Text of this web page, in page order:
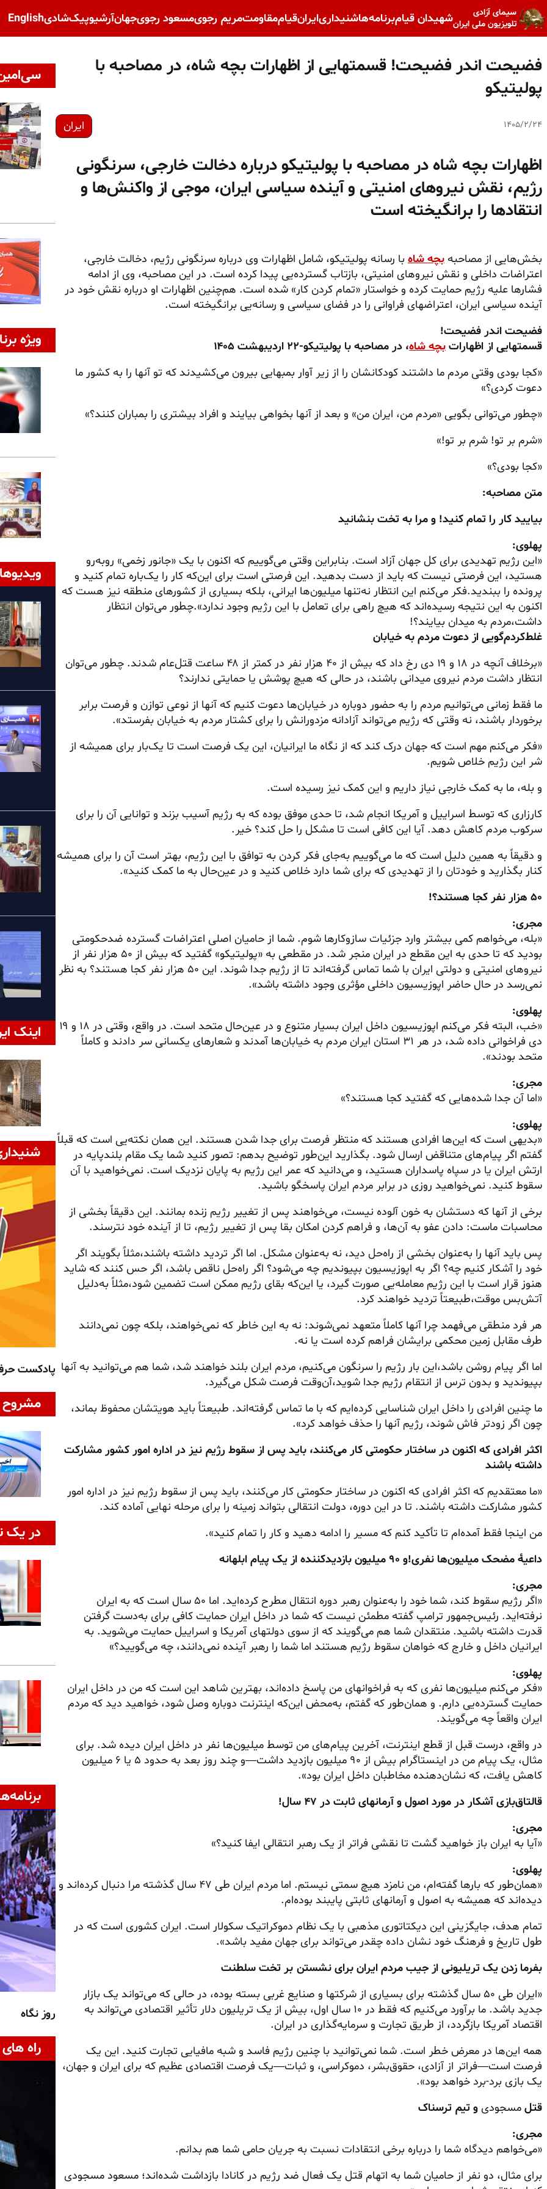
سیمای آزادی
تلویزیون ملی ایرانشهیدان قیامبرنامه‌هاشنیداریایرانقیاممقاومتمریم رجویمسعود رجویجهانآرشیوپیک‌شادیEnglish
فضیحت اندر فضیحت! قسمتهایی از اظهارات بچه شاه، در مصاحبه با
پولیتیکو
۱۴۰۵/۲/۲۴ ایران
اظهارات بچه شاه در مصاحبه با پولیتیکو درباره دخالت خارجی، سرنگونی
رژیم، نقش نیروهای امنیتی و آینده سیاسی ایران، موجی از واکنش‌ها و
انتقادها را برانگیخته است
بخش‌هایی از مصاحبه بچه شاه با رسانه پولیتیکو، شامل اظهارات وی درباره سرنگونی رژیم، دخالت خارجی،
اعتراضات داخلی و نقش نیروهای امنیتی، بازتاب گسترده‌یی پیدا کرده است. در این مصاحبه، وی از ادامه
فشارها علیه رژیم حمایت کرده و خواستار «تمام کردن کار» شده است. هم‌چنین اظهارات او درباره نقش خود در
آینده سیاسی ایران، اعتراضهای فراوانی را در فضای سیاسی و رسانه‌یی برانگیخته است.
فضیحت اندر فضیحت!
قسمتهایی از اظهارات بچه شاه، در مصاحبه با پولیتیکو-۲۲ اردیبهشت ۱۴۰۵
«کجا بودی وقتی مردم ما داشتند کودکانشان را از زیر آوار بمبهایی بیرون می‌کشیدند که تو آنها را به کشور ما
دعوت کردی؟»
«چطور می‌توانی بگویی «مردم من، ایران من» و بعد از آنها بخواهی بیایند و افراد بیشتری را بمباران کنند؟»
«شرم بر تو! شرم بر تو!»
«کجا بودی؟»
متن مصاحبه:
بیایید کار را تمام کنید! و مرا به تخت بنشانید
پهلوی:
«این رژیم تهدیدی برای کل جهان آزاد است. بنابراین وقتی می‌گوییم که اکنون با یک «جانور زخمی» روبه‌رو
هستید، این فرصتی نیست که باید از دست بدهید. این فرصتی است برای این‌که کار را یک‌باره تمام کنید و
پرونده را ببندید.فکر می‌کنم این انتظار نه‌تنها میلیون‌ها ایرانی، بلکه بسیاری از کشورهای منطقه نیز هست که
اکنون به این نتیجه رسیده‌اند که هیچ راهی برای تعامل با این رژیم وجود ندارد».چطور می‌توان انتظار
داشت،مردم به میدان بیایند؟!
غلط‌کردم‌گویی از دعوت مردم به خیابان
«برخلاف آنچه در ۱۸ و ۱۹ دی رخ داد که بیش از ۴۰ هزار نفر در کمتر از ۴۸ ساعت قتل‌عام شدند. چطور می‌توان
انتظار داشت مردم نیروی میدانی باشند، در حالی که هیچ پوشش یا حمایتی ندارند؟
ما فقط زمانی می‌توانیم مردم را به حضور دوباره در خیابان‌ها دعوت کنیم که آنها از نوعی توازن و فرصت برابر
برخوردار باشند، نه وقتی که رژیم می‌تواند آزادانه مزدورانش را برای کشتار مردم به خیابان بفرستد».
«فکر می‌کنم مهم است که جهان درک کند که از نگاه ما ایرانیان، این یک فرصت است تا یک‌بار برای همیشه از
شر این رژیم خلاص شویم.
و بله، ما به کمک خارجی نیاز داریم و این کمک نیز رسیده است.
کارزاری که توسط اسراییل و آمریکا انجام شد، تا حدی موفق بوده که به رژیم آسیب بزند و توانایی آن را برای
سرکوب مردم کاهش دهد. آیا این کافی است تا مشکل را حل کند؟ خیر.
و دقیقاً به همین دلیل است که ما می‌گوییم به‌جای فکر کردن به توافق با این رژیم، بهتر است آن را برای همیشه
کنار بگذارید و خودتان را از تهدیدی که برای شما دارد خلاص کنید و در عین‌حال به ما کمک کنید».
۵۰ هزار نفر کجا هستند؟!
مجری:
«بله، می‌خواهم کمی بیشتر وارد جزئیات سازوکارها شوم. شما از حامیان اصلی اعتراضات گسترده ضدحکومتی
بودید که تا حدی به این مقطع در ایران منجر شد. در مقطعی به «پولیتیکو» گفتید که بیش از ۵۰ هزار نفر از
نیروهای امنیتی و دولتی ایران با شما تماس گرفته‌اند تا از رژیم جدا شوند. این ۵۰ هزار نفر کجا هستند؟ به نظر
نمی‌رسد در حال حاضر اپوزیسیون داخلی مؤثری وجود داشته باشد».
پهلوی:
«خب، البته فکر می‌کنم اپوزیسیون داخل ایران بسیار متنوع و در عین‌حال متحد است. در واقع، وقتی در ۱۸ و ۱۹
دی فراخوانی داده شد، در هر ۳۱ استان ایران مردم به خیابان‌ها آمدند و شعارهای یکسانی سر دادند و کاملاً
متحد بودند».
مجری:
«اما آن جدا شده‌هایی که گفتید کجا هستند؟»
پهلوی:
«بدیهی است که این‌ها افرادی هستند که منتظر فرصت برای جدا شدن هستند. این همان نکته‌یی است که قبلاً
گفتم اگر پیام‌های متناقض ارسال شود. بگذارید این‌طور توضیح بدهم: تصور کنید شما یک مقام بلندپایه در
ارتش ایران یا در سپاه پاسداران هستید، و می‌دانید که عمر این رژیم به پایان نزدیک است. نمی‌خواهید با آن
سقوط کنید. نمی‌خواهید روزی در برابر مردم ایران پاسخگو باشید.
برخی از آنها که دستشان به خون آلوده نیست، می‌خواهند پس از تغییر رژیم زنده بمانند. این دقیقاً بخشی از
محاسبات ماست: دادن عفو به آن‌ها، و فراهم کردن امکان بقا پس از تغییر رژیم، تا از آینده خود نترسند.
پس باید آنها را به‌عنوان بخشی از راه‌حل دید، نه به‌عنوان مشکل. اما اگر تردید داشته باشند،مثلاً بگویند اگر
خود را آشکار کنیم چه؟ اگر به اپوزیسیون بپیوندیم چه می‌شود؟ اگر راه‌حل ناقص باشد، اگر حس کنند که شاید
هنوز قرار است با این رژیم معامله‌یی صورت گیرد، یا این‌که بقای رژیم ممکن است تضمین شود،مثلاً به‌دلیل
آتش‌بس موقت،طبیعتاً تردید خواهند کرد.
هر فرد منطقی می‌فهمد چرا آنها کاملاً متعهد نمی‌شوند: نه به این خاطر که نمی‌خواهند، بلکه چون نمی‌دانند
طرف مقابل زمین محکمی برایشان فراهم کرده است یا نه.
اما اگر پیام روشن باشد،این بار رژیم را سرنگون می‌کنیم، مردم ایران بلند خواهند شد، شما هم می‌توانید به آنها
بپیوندید و بدون ترس از انتقام رژیم جدا شوید،آن‌وقت فرصت شکل می‌گیرد.
ما چنین افرادی را داخل ایران شناسایی کرده‌ایم که با ما تماس گرفته‌اند. طبیعتاً باید هویتشان محفوظ بماند،
چون اگر زودتر فاش شوند، رژیم آنها را حذف خواهد کرد».
اکثر افرادی که اکنون در ساختار حکومتی کار می‌کنند، باید پس از سقوط رژیم نیز در اداره امور کشور مشارکت
داشته باشند
«ما معتقدیم که اکثر افرادی که اکنون در ساختار حکومتی کار می‌کنند، باید پس از سقوط رژیم نیز در اداره امور
کشور مشارکت داشته باشند. تا در این دوره، دولت انتقالی بتواند زمینه را برای مرحله نهایی آماده کند.
من اینجا فقط آمده‌ام تا تأکید کنم که مسیر را ادامه دهید و کار را تمام کنید».
داعیهٔ مضحک میلیون‌ها نفری!و ۹۰ میلیون بازدیدکننده از یک پیام ابلهانه
مجری:
«اگر رژیم سقوط کند، شما خود را به‌عنوان رهبر دوره انتقال مطرح کرده‌اید. اما ۵۰ سال است که به ایران
نرفته‌اید. رئیس‌جمهور ترامپ گفته مطمئن نیست که شما در داخل ایران حمایت کافی برای به‌دست گرفتن
قدرت داشته باشید. منتقدان شما هم می‌گویند که از سوی دولتهای آمریکا و اسراییل حمایت می‌شوید. به
ایرانیان داخل و خارج که خواهان سقوط رژیم هستند اما شما را رهبر آینده نمی‌دانند، چه می‌گویید؟»
پهلوی:
«فکر می‌کنم میلیون‌ها نفری که به فراخوانهای من پاسخ داده‌اند، بهترین شاهد این است که من در داخل ایران
حمایت گسترده‌یی دارم. و همان‌طور که گفتم، به‌محض این‌که اینترنت دوباره وصل شود، خواهید دید که مردم
ایران واقعاً چه می‌گویند.
در واقع، درست قبل از قطع اینترنت، آخرین پیام‌های من توسط میلیون‌ها نفر در داخل ایران دیده شد. برای
مثال، یک پیام من در اینستاگرام بیش از ۹۰ میلیون بازدید داشت—و چند روز بعد به حدود ۵ یا ۶ میلیون
کاهش یافت، که نشان‌دهنده مخاطبان داخل ایران بود».
قالتاق‌بازی آشکار در مورد اصول و آرمانهای ثابت در ۴۷ سال!
مجری:
«آیا به ایران باز خواهید گشت تا نقشی فراتر از یک رهبر انتقالی ایفا کنید؟»
پهلوی:
«همان‌طور که بارها گفته‌ام، من نامزد هیچ سمتی نیستم. اما مردم ایران طی ۴۷ سال گذشته مرا دنبال کرده‌اند و
دیده‌اند که همیشه به اصول و آرمانهای ثابتی پایبند بوده‌ام.
تمام هدف، جایگزینی این دیکتاتوری مذهبی با یک نظام دموکراتیک سکولار است. ایران کشوری است که در
طول تاریخ و فرهنگ خود نشان داده چقدر می‌تواند برای جهان مفید باشد».
بفرما زدن یک تریلیونی از جیب مردم ایران برای نشستن بر تخت سلطنت
«ایران طی ۵۰ سال گذشته برای بسیاری از شرکتها و صنایع غربی بسته بوده، در حالی که می‌تواند یک بازار
جدید باشد. ما برآورد می‌کنیم که فقط در ۱۰ سال اول، بیش از یک تریلیون دلار تأثیر اقتصادی می‌تواند به
اقتصاد آمریکا بازگردد، از طریق تجارت و سرمایه‌گذاری در ایران.
همه این‌ها در معرض خطر است. شما نمی‌توانید با چنین رژیم فاسد و شبه‌ مافیایی تجارت کنید. این یک
فرصت است—فراتر از آزادی، حقوق‌بشر، دموکراسی، و ثبات—یک فرصت اقتصادی عظیم که برای ایران و جهان،
یک بازی برد-برد خواهد بود».
قتل مسجودی و تیم ترسناک
مجری:
«می‌خواهم دیدگاه شما را درباره برخی انتقادات نسبت به جریان حامی شما هم بدانم.
برای مثال، دو نفر از حامیان شما به اتهام قتل یک فعال ضد رژیم در کانادا بازداشت شده‌اند؛ مسعود مسجودی
ویژه
اینک
پادکست
مشروح
در یک
روز نگاه
راه